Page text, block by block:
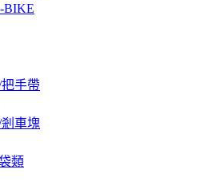
BIKE
手帶
車塊
類